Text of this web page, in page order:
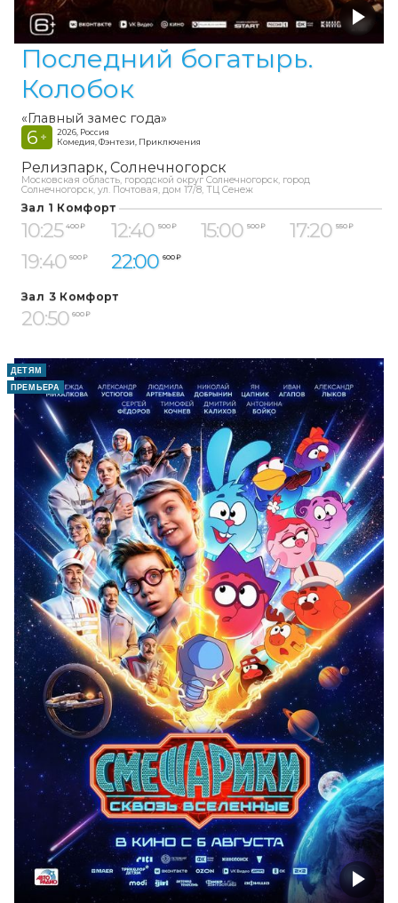
Последний богатырь.
Колобок
«Главный замес года»
6 +
2026, Россия
Комедия, Фэнтези, Приключения
Релизпарк Солнечногорск
Московская область, городской округ Солнечногорск, город
Солнечногорск, ул. Почтовая, дом 17/8, ТЦ Сенеж
Зал 1 Комфорт
10:25 400 ₽ 12:40 500 ₽ 15:00 500 ₽ 17:20 550 ₽
19:40 600 ₽ 22:00 600 ₽
Зал 3 Комфорт
20:50 600 ₽
ДЕТЯМ
ПРЕМЬЕРА